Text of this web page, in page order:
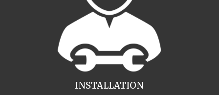
INSTALLATION